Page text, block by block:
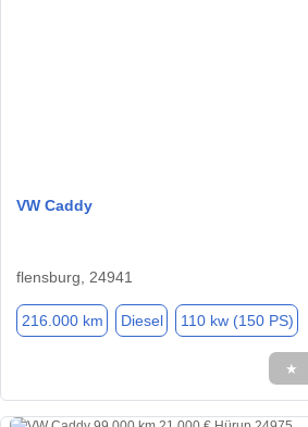
VW Caddy
flensburg, 24941
216.000 km Diesel 110 kw (150 PS)
★